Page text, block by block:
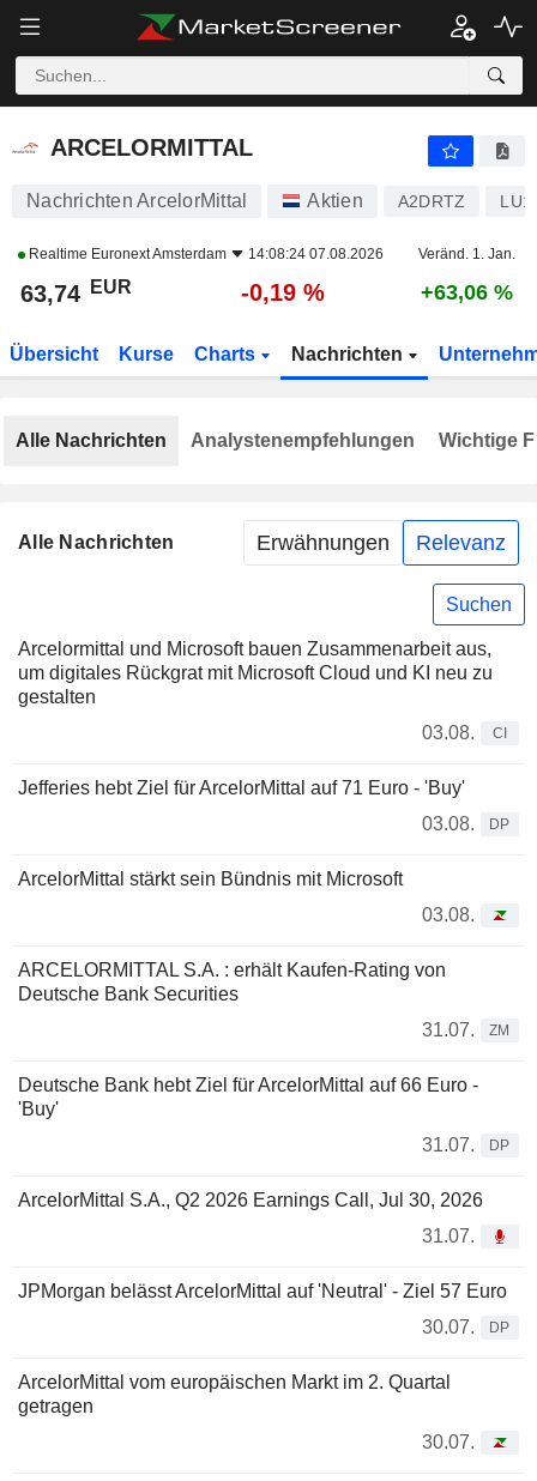
ARCELORMITTAL
ARCELORMITTAL
Nachrichten ArcelorMittal Aktien A2DRTZ
Realtime Euronext Amsterdam 14:08:24 07.08.2026 Veränd. 1. Jan.
63,74 EUR -0,19 % +63,06 %
Übersicht Kurse Charts Nachrichten
Alle Nachrichten Erwähnungen Relevanz
Suchen
Arcelormittal und Microsoft bauen Zusammenarbeit aus,
um digitales Rückgrat mit Microsoft Cloud und KI neu zu
gestalten
03.08.
CI
Jefferies hebt Ziel für ArcelorMittal auf 71 Euro - 'Buy'
03.08.
DP
ArcelorMittal stärkt sein Bündnis mit Microsoft
03.08.
ARCELORMITTAL S.A. : erhält Kaufen-Rating von
Deutsche Bank Securities
31.07.
ZM
Deutsche Bank hebt Ziel für ArcelorMittal auf 66 Euro -
'Buy'
31.07.
DP
ArcelorMittal S.A., Q2 2026 Earnings Call, Jul 30, 2026
31.07.
JPMorgan belässt ArcelorMittal auf 'Neutral' - Ziel 57 Euro
30.07.
DP
ArcelorMittal vom europäischen Markt im 2. Quartal
getragen
30.07.
Alle Nachrichten Analystenempfehlungen Wichtige